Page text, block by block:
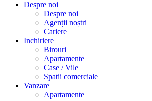
Despre noi
Despre noi
Agenții noștri
Cariere
Inchiriere
Birouri
Apartamente
Case / Vile
Spatii comerciale
Vanzare
Apartamente